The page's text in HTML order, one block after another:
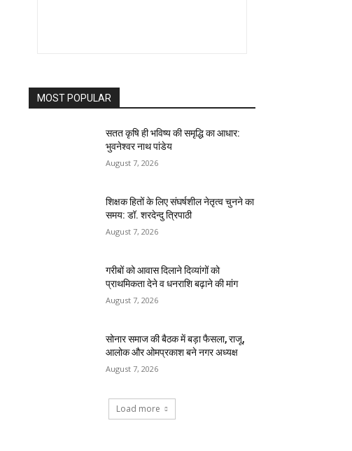
MOST POPULAR
सतत कृषि ही भविष्य की समृद्धि का आधार:
भुवनेश्वर नाथ पांडेय
August 7, 2026
शिक्षक हितों के लिए संघर्षशील नेतृत्व चुनने का
समय: डॉ. शरदेन्दु त्रिपाठी
August 7, 2026
गरीबों को आवास दिलाने दिव्यांगों को
प्राथमिकता देने व धनराशि बढ़ाने की मांग
August 7, 2026
सोनार समाज की बैठक में बड़ा फैसला, राजू,
आलोक और ओमप्रकाश बने नगर अध्यक्ष
August 7, 2026
Load more